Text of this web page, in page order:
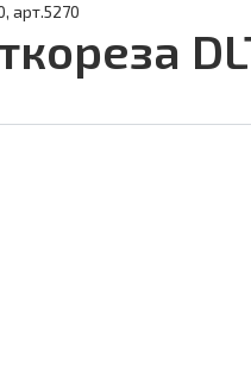
арт.5270